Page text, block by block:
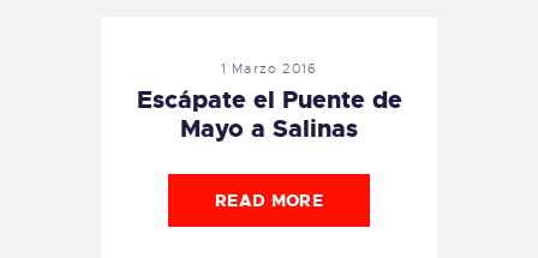
1 Marzo 2016
Escápate el Puente de
Mayo a Salinas
READ MORE